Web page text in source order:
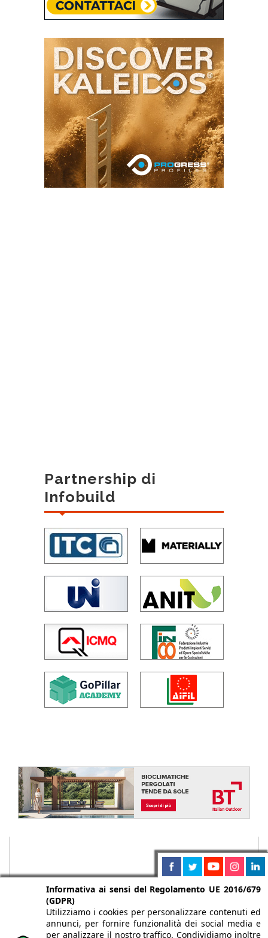
Partnership di
Infobuild
Informativa ai sensi del Regolamento UE 2016/679
(GDPR)
Utilizziamo i cookies per personalizzare contenuti ed
annunci, per fornire funzionalità dei social media e
per analizzare il nostro traffico. Condividiamo inoltre